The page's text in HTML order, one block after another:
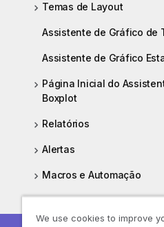
Temas de Layout
Assistente de Gráfico de
Assistente de Gráfico
Página Inicial do
Boxplot
Relatórios
Alertas
Macros e Automação
We use cookies to improve